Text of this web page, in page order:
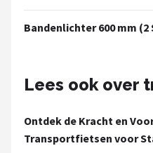
Bandenlichter 600 mm (2
Lees ook over
Ontdek de Kracht en
Transportfietsen voor